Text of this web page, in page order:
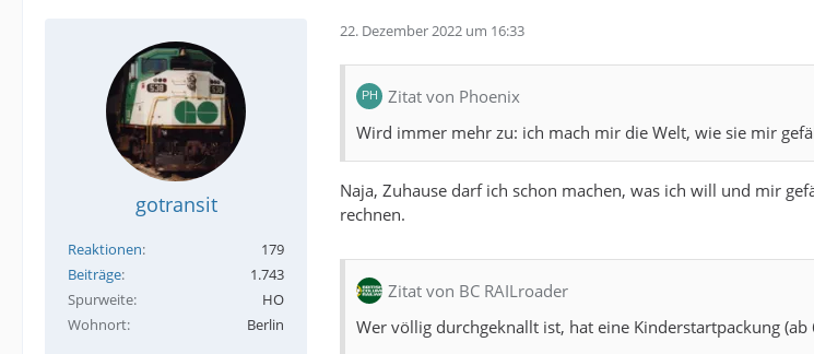
gotransit
Reaktionen
179
Beiträge
1.743
Spurweite
HO
Wohnort
Berlin
22. Dezember 2022 um 16:33
Zitat von Phoenix
Wird immer mehr zu: ich mach mir die Welt, wie sie mir
Naja, Zuhause darf ich schon machen, was ich will und mir
rechnen.
Zitat von BC RAILroader
Wer völlig durchgeknallt ist, hat eine Kinderstartpackung